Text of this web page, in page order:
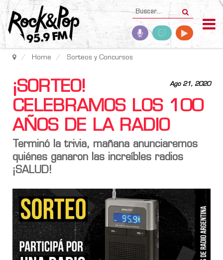
Home Sorteos y Concursos
Ago 21, 2020
¡SORTEO!
CELEBRAMOS LOS 100
AÑOS DE LA RADIO
Terminó la trivia, mañana anunciaremos
quiénes ganaron las increíbles radios
¡SALUD!